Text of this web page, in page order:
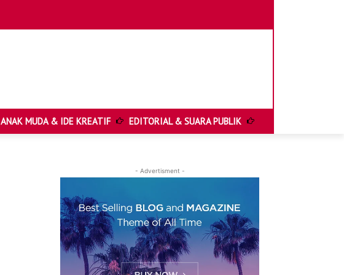
ANAK MUDA & IDE KREATIF EDITORIAL & SUARA PUBLIK
- Advertisment -